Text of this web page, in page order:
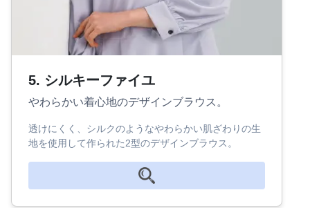
5. シルキーファイユ
やわらかい着心地のデザインブラウス。
透けにくく、シルクのようなやわらかい肌ざわりの生
地を使用して作られた2型のデザインブラウス。